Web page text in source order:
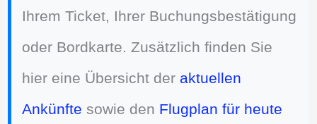
Ihrem Ticket, Ihrer Buchungsbestätigung
oder Bordkarte. Zusätzlich finden Sie
hier eine Übersicht der aktuellen
Ankünfte sowie den Flugplan für heute